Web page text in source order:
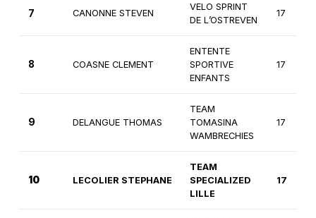
7 CANONNE STEVEN
VELO SPRINT
DE L’OSTREVEN
17
8 COASNE CLEMENT
ENTENTE
SPORTIVE
ENFANTS
17
9 DELANGUE THOMAS
TEAM
TOMASINA
WAMBRECHIES
17
10 LECOLIER STEPHANE
TEAM
SPECIALIZED
LILLE
17